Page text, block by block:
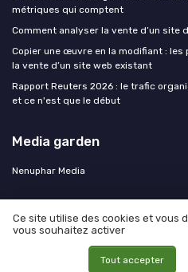
métriques qui comptent
Comment analyser la vente d’un site
Copier une œuvre en la modifiant :
la vente d’un site web existant
Rapport Reuters 2026 : le trafic
et ce n'est que le début
Media garden
Nenuphar Media
Mentions légales
© Media
Ce site utilise des cookies et vous
vous souhaitez activer
Tout accepter